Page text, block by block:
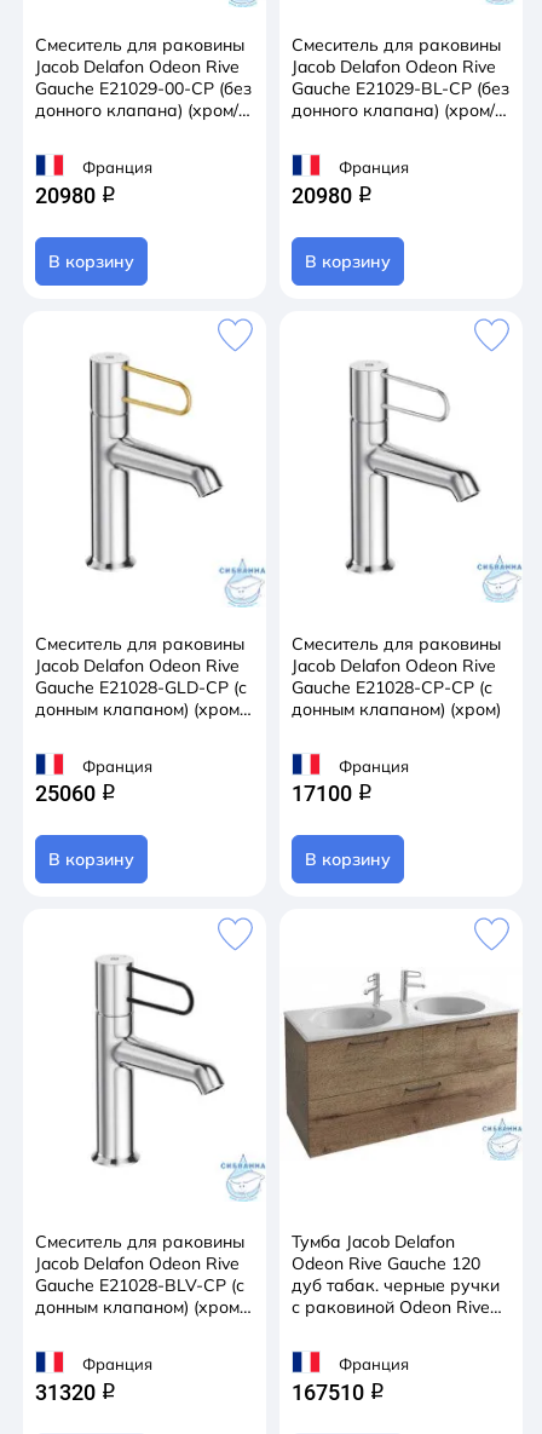
Смеситель для раковины
Jacob Delafon Odeon Rive
Gauche E21029-00-CP (без
донного клапана) (хром/
Франция
20980 q
В корзину
Смеситель для раковины
Jacob Delafon Odeon Rive
Gauche E21029-BL-CP (без
донного клапана) (хром/
Франция
20980 q
В корзину
Смеситель для раковины
Jacob Delafon Odeon Rive
Gauche E21028-GLD-CP (с
донным клапаном) (хром/
Франция
25060 q
В корзину
Смеситель для раковины
Jacob Delafon Odeon Rive
Gauche E21028-CP-CP (с
донным клапаном) (хром)
Франция
17100 q
В корзину
Смеситель для раковины
Jacob Delafon Odeon Rive
Gauche E21028-BLV-CP (с
донным клапаном) (хром/
Франция
31320 q
Тумба Jacob Delafon
Odeon Rive Gauche 120
дуб табак. черные ручки
с раковиной Odeon Rive
Франция
167510 q